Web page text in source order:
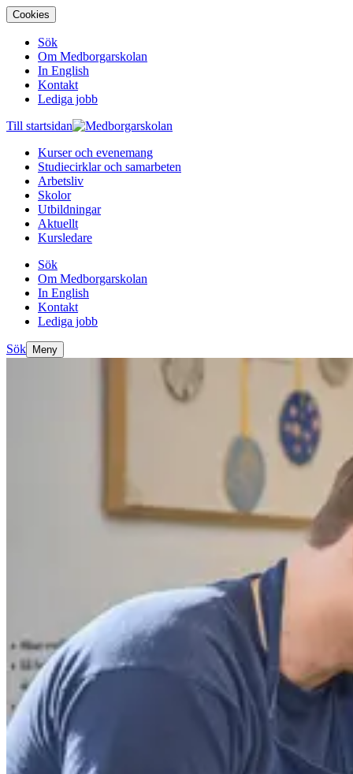
Cookies
Sök
Om Medborgarskolan
In English
Kontakt
Lediga jobb
Till startsidan
Kurser och evenemang
Studiecirklar och samarbeten
Arbetsliv
Skolor
Utbildningar
Aktuellt
Kursledare
Sök
Om Medborgarskolan
In English
Kontakt
Lediga jobb
Sök Meny